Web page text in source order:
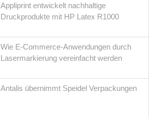
Appliprint entwickelt nachhaltige
Druckprodukte mit HP Latex R1000
Wie E-Commerce-Anwendungen durch
Lasermarkierung vereinfacht werden
Antalis übernimmt Speidel Verpackungen